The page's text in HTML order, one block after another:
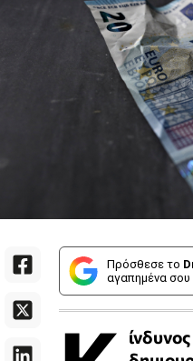
Πρόσθεσε το
αγαπημένα